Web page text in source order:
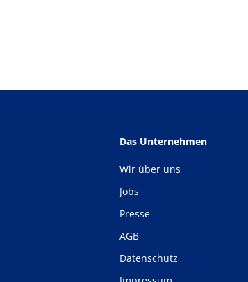
Das Unternehmen
Wir über uns
Jobs
Presse
AGB
Datenschutz